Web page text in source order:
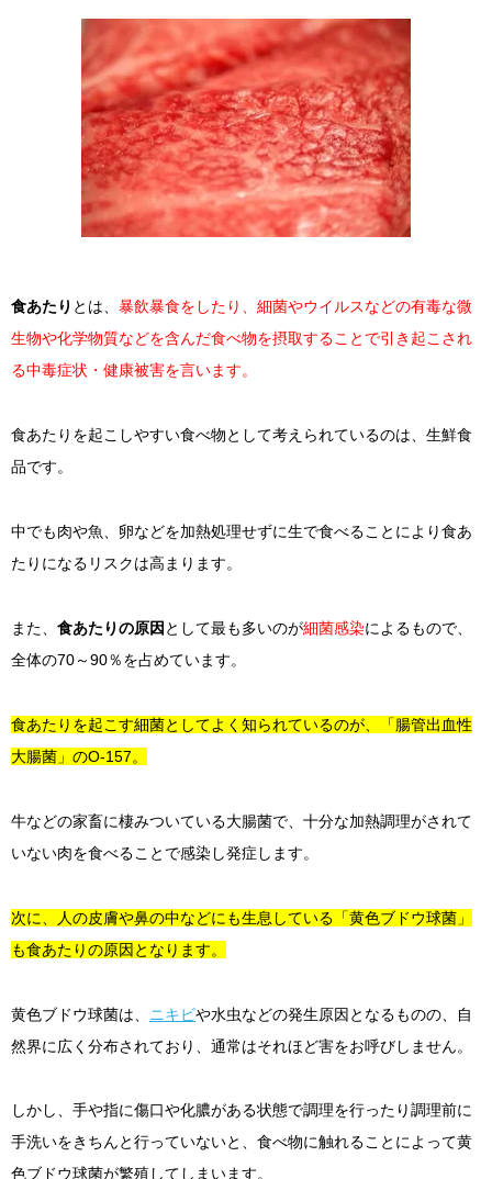
食あたり とは、 暴飲暴食をしたり、細菌やウイルスなどの有毒な微
生物や化学物質などを含んだ食べ物を摂取することで引き起こされ
る中毒症状・健康被害を言います。
食あたりを起こしやすい食べ物として考えられているのは、生鮮食
品です。
中でも肉や魚、卵などを加熱処理せずに生で食べることにより食あ
たりになるリスクは高まります。
また、 食あたりの原因 として最も多いのが細菌感染によるもので、
全体の70～90％を占めています。
食あたりを起こす細菌としてよく知られているのが、「腸管出血性
大腸菌」のO-157。
牛などの家畜に棲みついている大腸菌で、十分な加熱調理がされて
いない肉を食べることで感染し発症します。
次に、人の皮膚や鼻の中などにも生息している「黄色ブドウ球菌」
も食あたりの原因となります。
黄色ブドウ球菌は、 ニキビや水虫などの発生原因となるものの、自
然界に広く分布されており、通常はそれほど害をお呼びしません。
しかし、手や指に傷口や化膿がある状態で調理を行ったり調理前に
手洗いをきちんと行っていないと、食べ物に触れることによって黄
色ブドウ球菌が繁殖してしまいます。